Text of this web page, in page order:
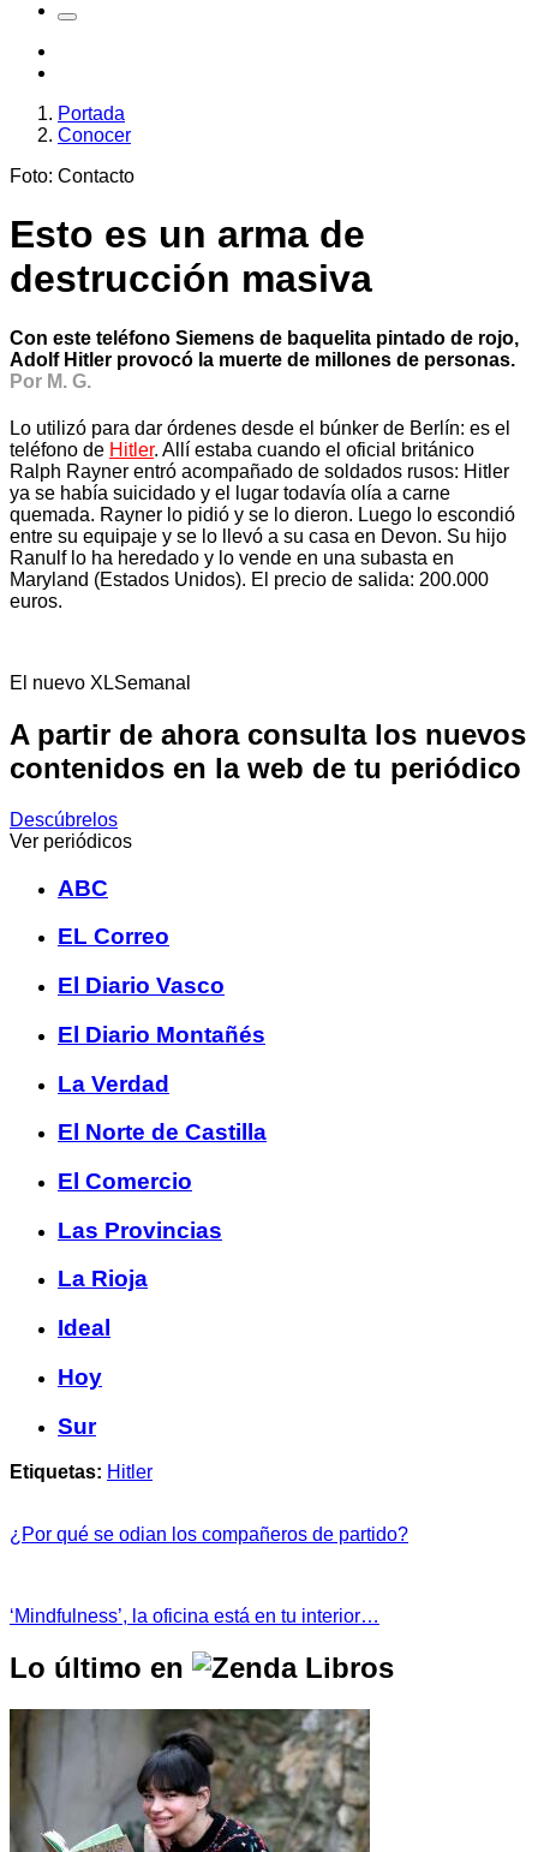
Portada
Conocer
Foto: Contacto
Esto es un arma de
destrucción masiva
Con este teléfono Siemens de baquelita pintado de rojo,
Adolf Hitler provocó la muerte de millones de personas.
Por M. G.
Lo utilizó para dar órdenes desde el búnker de Berlín: es el
teléfono de Hitler. Allí estaba cuando el oficial británico
Ralph Rayner entró acompañado de soldados rusos: Hitler
ya se había suicidado y el lugar todavía olía a carne
quemada. Rayner lo pidió y se lo dieron. Luego lo escondió
entre su equipaje y se lo llevó a su casa en Devon. Su hijo
Ranulf lo ha heredado y lo vende en una subasta en
Maryland (Estados Unidos). El precio de salida: 200.000
euros.
El nuevo XLSemanal
A partir de ahora consulta los nuevos
contenidos en la web de tu periódico
Descúbrelos
Ver periódicos
ABC
EL Correo
El Diario Vasco
El Diario Montañés
La Verdad
El Norte de Castilla
El Comercio
Las Provincias
La Rioja
Ideal
Hoy
Sur
Etiquetas: Hitler
¿Por qué se odian los compañeros de partido?
‘Mindfulness’, la oficina está en tu interior…
Lo último en